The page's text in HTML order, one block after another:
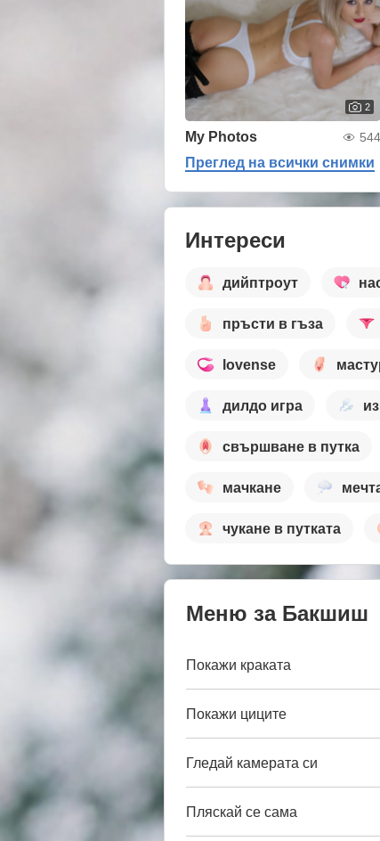
2
My Photos 544
Преглед на всички снимки
Интереси
дийптроут
пръсти в гъза
lovense
дилдо игра
свършване в путка
мачкане
чукане в путката
Меню за Бакшиш
Покажи краката
Покажи циците
Гледай камерата си
Пляскай се сама